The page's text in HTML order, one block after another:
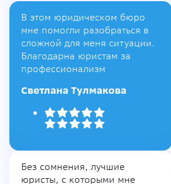
В этом юридическом бюро
мне помогли разобраться в
сложной для меня ситуации.
Благодарна юристам за
профессионализм
Светлана Тулмакова
Без сомнения, лучшие
юристы, с которыми мне